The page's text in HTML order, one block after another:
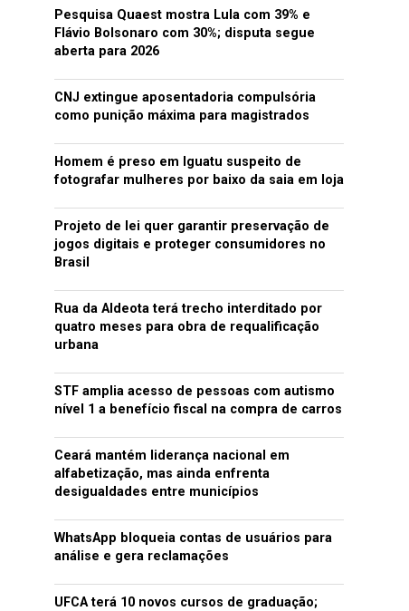
Pesquisa Quaest mostra Lula com 39% e
Flávio Bolsonaro com 30%; disputa segue
aberta para 2026
CNJ extingue aposentadoria compulsória
como punição máxima para magistrados
Homem é preso em Iguatu suspeito de
fotografar mulheres por baixo da saia em loja
Projeto de lei quer garantir preservação de
jogos digitais e proteger consumidores no
Brasil
Rua da Aldeota terá trecho interditado por
quatro meses para obra de requalificação
urbana
STF amplia acesso de pessoas com autismo
nível 1 a benefício fiscal na compra de carros
Ceará mantém liderança nacional em
alfabetização, mas ainda enfrenta
desigualdades entre municípios
WhatsApp bloqueia contas de usuários para
análise e gera reclamações
UFCA terá 10 novos cursos de graduação;